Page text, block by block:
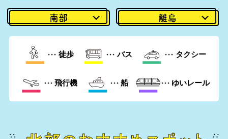
南部 離島
徒歩 バス タクシー
飛行機 船 ゆいレール